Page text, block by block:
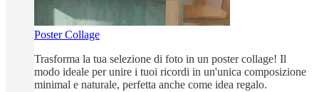
Poster Collage
Trasforma la tua selezione di foto in un poster collage! Il
modo ideale per unire i tuoi ricordi in un'unica composizione
minimal e naturale, perfetta anche come idea regalo.